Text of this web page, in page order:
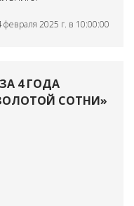
февраля 2025 г. в 10:00:00
4 ГОДА
СОТНИ»